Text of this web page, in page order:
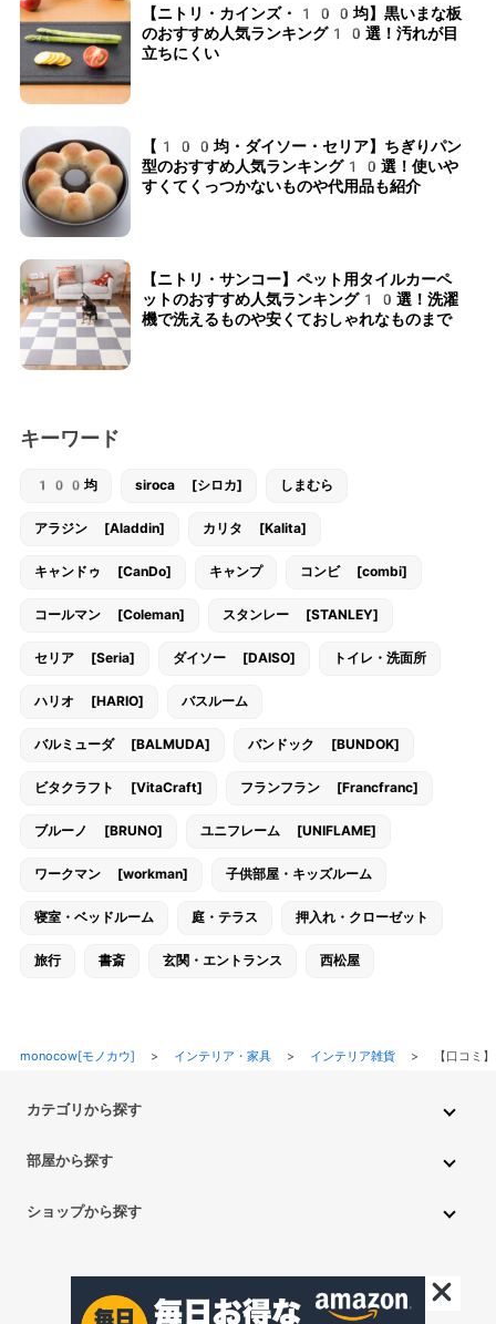
【ニトリ・カインズ・100均】黒いまな板
のおすすめ人気ランキング10選！汚れが目
立ちにくい
【100均・ダイソー・セリア】ちぎりパン
型のおすすめ人気ランキング10選！使いや
すくてくっつかないものや代用品も紹介
【ニトリ・サンコー】ペット用タイルカーペ
ットのおすすめ人気ランキング10選！洗濯
機で洗えるものや安くておしゃれなものまで
キーワード
100均 siroca [シロカ] しまむら
アラジン [Aladdin] カリタ [Kalita]
キャンドゥ [CanDo] キャンプ コンビ [combi]
コールマン [Coleman] スタンレー [STANLEY]
セリア [Seria] ダイソー [DAISO] トイレ・洗面所
ハリオ [HARIO] バスルーム
バルミューダ [BALMUDA] バンドック [BUNDOK]
ビタクラフト [VitaCraft] フランフラン [Francfranc]
ブルーノ [BRUNO] ユニフレーム [UNIFLAME]
ワークマン [workman] 子供部屋・キッズルーム
寝室・ベッドルーム 庭・テラス 押入れ・クローゼット
旅行 書斎 玄関・エントランス 西松屋
monocow[モノカウ] > インテリア・家具> インテリア雑貨> 【口コミ
カテゴリから探す
ペット用品 ベビー・キッズ
部屋から探す
玄関・エントランス 庭・テラス/a> 一人暮らし
ショップから探す